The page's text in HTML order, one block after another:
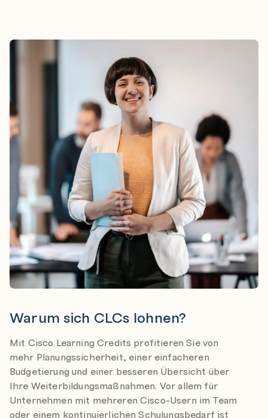
Warum sich CLCs lohnen?
Mit Cisco Learning Credits profitieren Sie von
mehr Planungssicherheit, einer einfacheren
Budgetierung und einer besseren Übersicht über
Ihre Weiterbildungsmaßnahmen. Vor allem für
Unternehmen mit mehreren Cisco-Usern im Team
oder einem kontinuierlichen Schulungsbedarf ist